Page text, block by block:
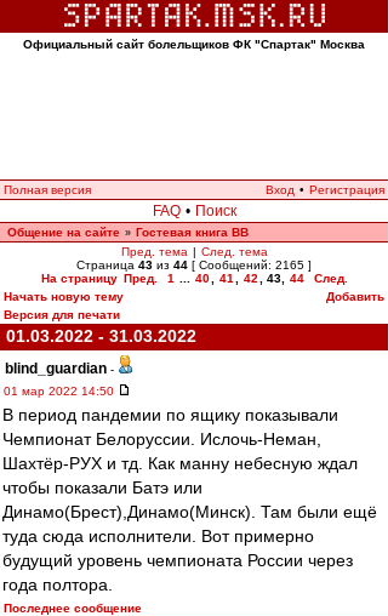
Официальный сайт болельщиков ФК "Спартак" Москва
Полная версия Вход • Регистрация
FAQ • Поиск
Общение на сайте » Гостевая книга ВВ
Пред. тема | След. тема
Страница 43 из 44 [ Сообщений: 2165 ]
На страницу Пред. 1 40 41 42 43, 44
След.
Начать новую тему
Добавить
Версия для печати
01.03.2022 - 31.03.2022
blind_guardian -
01 мар 2022 14:50
В период пандемии по ящику показывали
Чемпионат Белоруссии. Ислочь-Неман,
Шахтёр-РУХ и тд. Как манну небесную ждал
чтобы показали Батэ или
Динамо(Брест),Динамо(Минск). Там были ещё
туда сюда исполнители. Вот примерно
будущий уровень чемпионата России через
года полтора.
Последнее сообщение